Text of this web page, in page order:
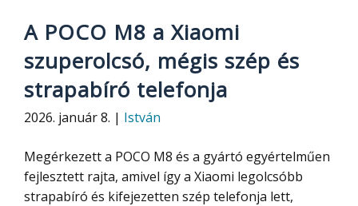
A POCO M8 a Xiaomi
szuperolcsó, mégis szép és
strapabíró telefonja
2026. január 8. | István
Megérkezett a POCO M8 és a gyártó egyértelműen
fejlesztett rajta, amivel így a Xiaomi legolcsóbb
strapabíró és kifejezetten szép telefonja lett,